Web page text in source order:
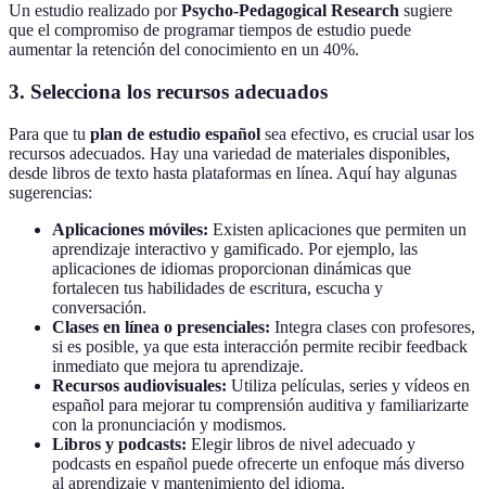
Un estudio realizado porPsycho-Pedagogical Research sugiere
que el compromiso de programar tiempos de estudio puede
aumentar la retención del conocimiento en un 40%.
3. Selecciona los recursos adecuados
Para que tu plan de estudio español sea efectivo, es crucial usar los
recursos adecuados. Hay una variedad de materiales disponibles,
desde libros de texto hasta plataformas en línea. Aquí hay algunas
sugerencias:
Aplicaciones móviles: Existen aplicaciones que permiten un
aprendizaje interactivo y gamificado. Por ejemplo, las
aplicaciones de idiomas proporcionan dinámicas que
fortalecen tus habilidades de escritura, escucha y
conversación.
Clases en línea o presenciales: Integra clases con profesores,
si es posible, ya que esta interacción permite recibir feedback
inmediato que mejora tu aprendizaje.
Recursos audiovisuales: Utiliza películas, series y vídeos en
español para mejorar tu comprensión auditiva y familiarizarte
con la pronunciación y modismos.
Libros y podcasts: Elegir libros de nivel adecuado y
podcasts en español puede ofrecerte un enfoque más diverso
al aprendizaje y mantenimiento del idioma.